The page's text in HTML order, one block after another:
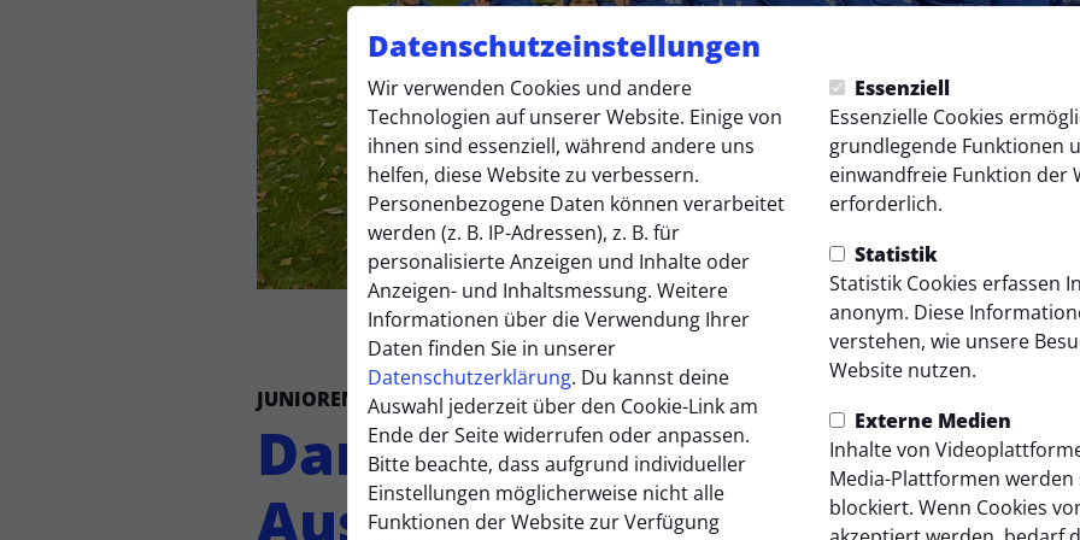
Datenschutzeinstellungen
Wir verwenden Cookies und andere
Technologien auf unserer Website. Einige von
ihnen sind essenziell, während andere uns
helfen, diese Website zu verbessern.
Personenbezogene Daten können verarbeitet
werden (z. B. IP-Adressen), z. B. für
personalisierte Anzeigen und Inhalte oder
Anzeigen- und Inhaltsmessung. Weitere
Informationen über die Verwendung Ihrer
Daten finden Sie in unserer
Datenschutzerklärung. Du kannst deine
Auswahl jederzeit über den Cookie-Link am
Ende der Seite widerrufen oder anpassen.
Bitte beachte, dass aufgrund individueller
Einstellungen möglicherweise nicht alle
Funktionen der Website zur Verfügung
Essenziell
Essenzielle Cookies
grundlegende Funktionen
einwandfreie Funktion der
erforderlich.
Statistik
Statistik Cookies erfassen
anonym. Diese
verstehen, wie unsere
Website nutzen.
Externe Medien
Inhalte von
Media-Plattformen
blockiert. Wenn Cookies
JUNIOREN Dienstag, 04.11.2025 11:35 Uhr | Kevin Holst
Dank an unseren Sponsor –
Ausstattung für die U6